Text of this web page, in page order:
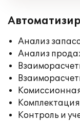
Анализ
Анализ
Контроль и